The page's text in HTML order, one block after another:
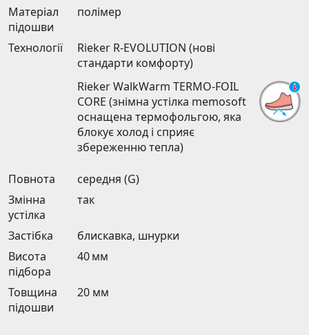
Матеріал
підошви
полімер
Технології
Rieker R-EVOLUTION (нові
стандарти комфорту)
Rieker WalkWarm TERMO-FOIL
CORE (знімна устілка memosoft
оснащена термофольгою, яка
блокує холод і сприяє
збереженню тепла)
Повнота
середня (G)
Змінна
устілка
так
Застібка
блискавка, шнурки
Висота
підбора
40 мм
Товщина
підошви
20 мм